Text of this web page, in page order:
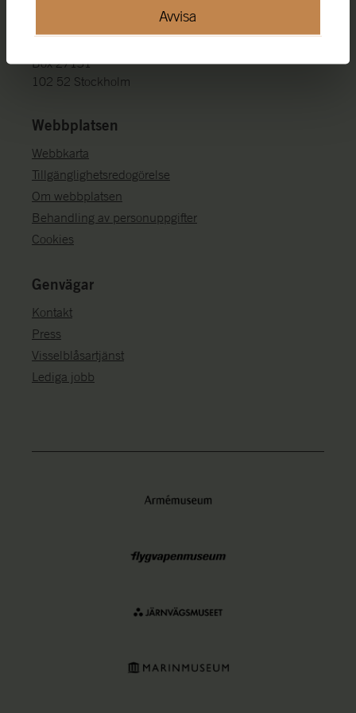
Avvisa
Box 27131
102 52 Stockholm
Webbplatsen
Webbkarta
Tillgänglighetsredogörelse
Om webbplatsen
Behandling av personuppgifter
Cookies
Genvägar
Kontakt
Press
Visselblåsartjänst
Lediga jobb